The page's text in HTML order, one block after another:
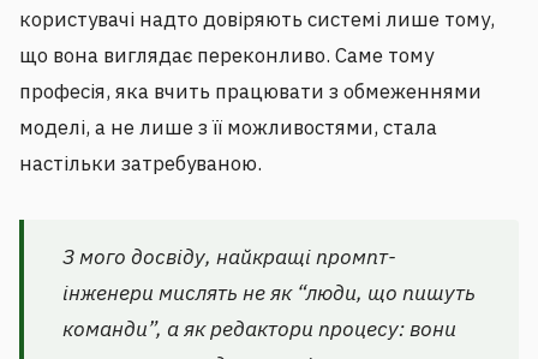
користувачі надто довіряють системі лише тому,
що вона виглядає переконливо. Саме тому
професія, яка вчить працювати з обмеженнями
моделі, а не лише з її можливостями, стала
настільки затребуваною.
З мого досвіду, найкращі промпт-
інженери мислять не як “люди, що пишуть
команди”, а як редактори процесу: вони